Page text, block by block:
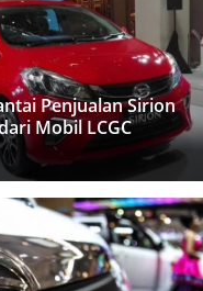
Penjualan Sirion
Mobil LCGC